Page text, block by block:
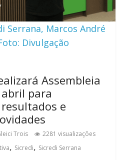
Serrana, Marcos André
Divulgação
Assembleia
para
e
Trois
2281 visualizações
, Sicredi, Sicredi Serrana